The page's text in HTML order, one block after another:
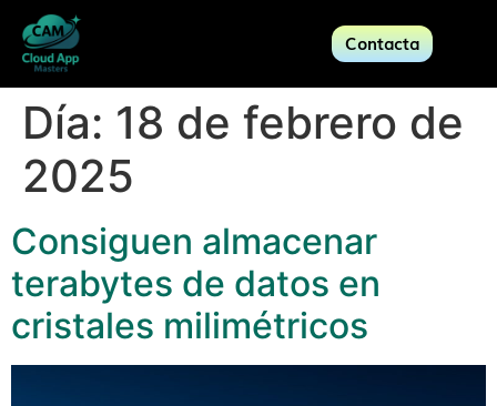
Contacta
Día: 18 de febrero de
2025
Consiguen almacenar
terabytes de datos en
cristales milimétricos